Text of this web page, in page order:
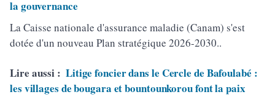
la gouvernance
La Caisse nationale d'assurance maladie (Canam) s'est
dotée d'un nouveau Plan stratégique 2026-2030..
Lire aussi : Litige foncier dans le Cercle de Bafoulabé :
les villages de bougara et bountounkorou font la paix